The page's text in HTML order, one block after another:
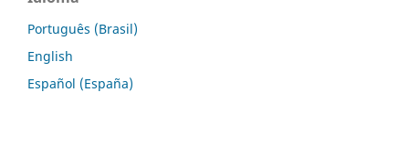
Português (Brasil)
English
Español (España)